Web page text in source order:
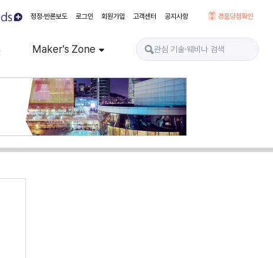
정정·반론보도 로그인 회원가입 고객센터 공지사항 경품당첨확인
Maker's Zone